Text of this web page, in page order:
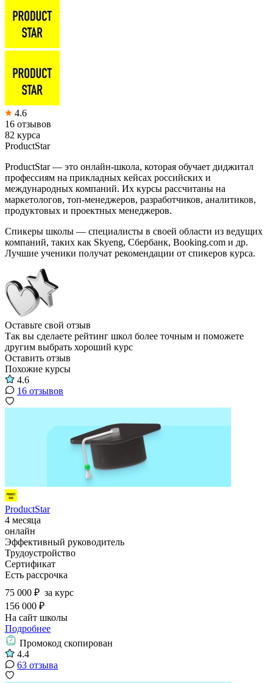
4.6
16 отзывов
82 курса
ProductStar
ProductStar — это онлайн-школа, которая обучает диджитал
профессиям на прикладных кейсах российских и
международных компаний. Их курсы рассчитаны на
маркетологов, топ-менеджеров, разработчиков, аналитиков,
продуктовых и проектных менеджеров.
Спикеры школы — специалисты в своей области из ведущих
компаний, таких как Skyeng, Сбербанк, Booking.com и др.
Лучшие ученики получат рекомендации от спикеров курса.
Оставьте свой отзыв
Так вы сделаете рейтинг школ более точным и поможете
другим выбрать хороший курс
Оставить отзыв
Похожие курсы
4.6
16 отзывов
ProductStar
4 месяца
онлайн
Эффективный руководитель
Трудоустройство
Сертификат
Есть рассрочка
75 000 ₽ за курс
156 000 ₽
На сайт школы
Подробнее
Промокод скопирован
4.4
63 отзыва